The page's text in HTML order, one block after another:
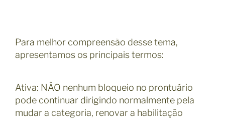
Para melhor compreensão desse tema,
apresentamos os principais termos:
Ativa: NÃO nenhum bloqueio no prontuário
pode continuar dirigindo normalmente pela
mudar a categoria, renovar a habilitação